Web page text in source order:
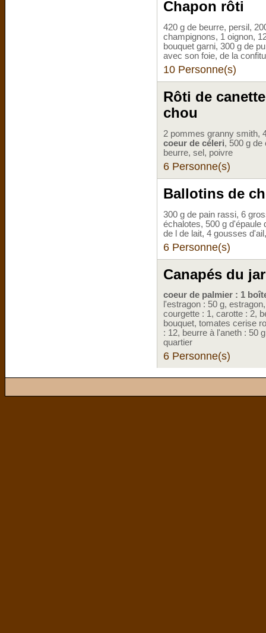
Chapon rôti
420 g de beurre, persil,
champignons, 1 oignon,
bouquet garni, 300 g de
avec son foie, de la
10 Personne(s)
Rôti de
chou
2 pommes granny smith,
coeur de céleri, 500 g de
beurre, sel, poivre
6 Personne(s)
Ballotins de
300 g de pain rassi, 6
échalotes, 500 g d'épaule
de l de lait, 4 gousses
6 Personne(s)
Canapés du
coeur de palmier : 1
l'estragon : 50 g,
courgette : 1, carotte : 2,
bouquet, tomates cerise
: 12, beurre à l'aneth : 50
quartier
6 Personne(s)